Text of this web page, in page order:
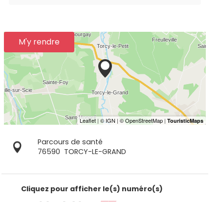
M'y rendre
Parcours de santé
76590 TORCY-LE-GRAND
Cliquez pour afficher le(s) numéro(s)